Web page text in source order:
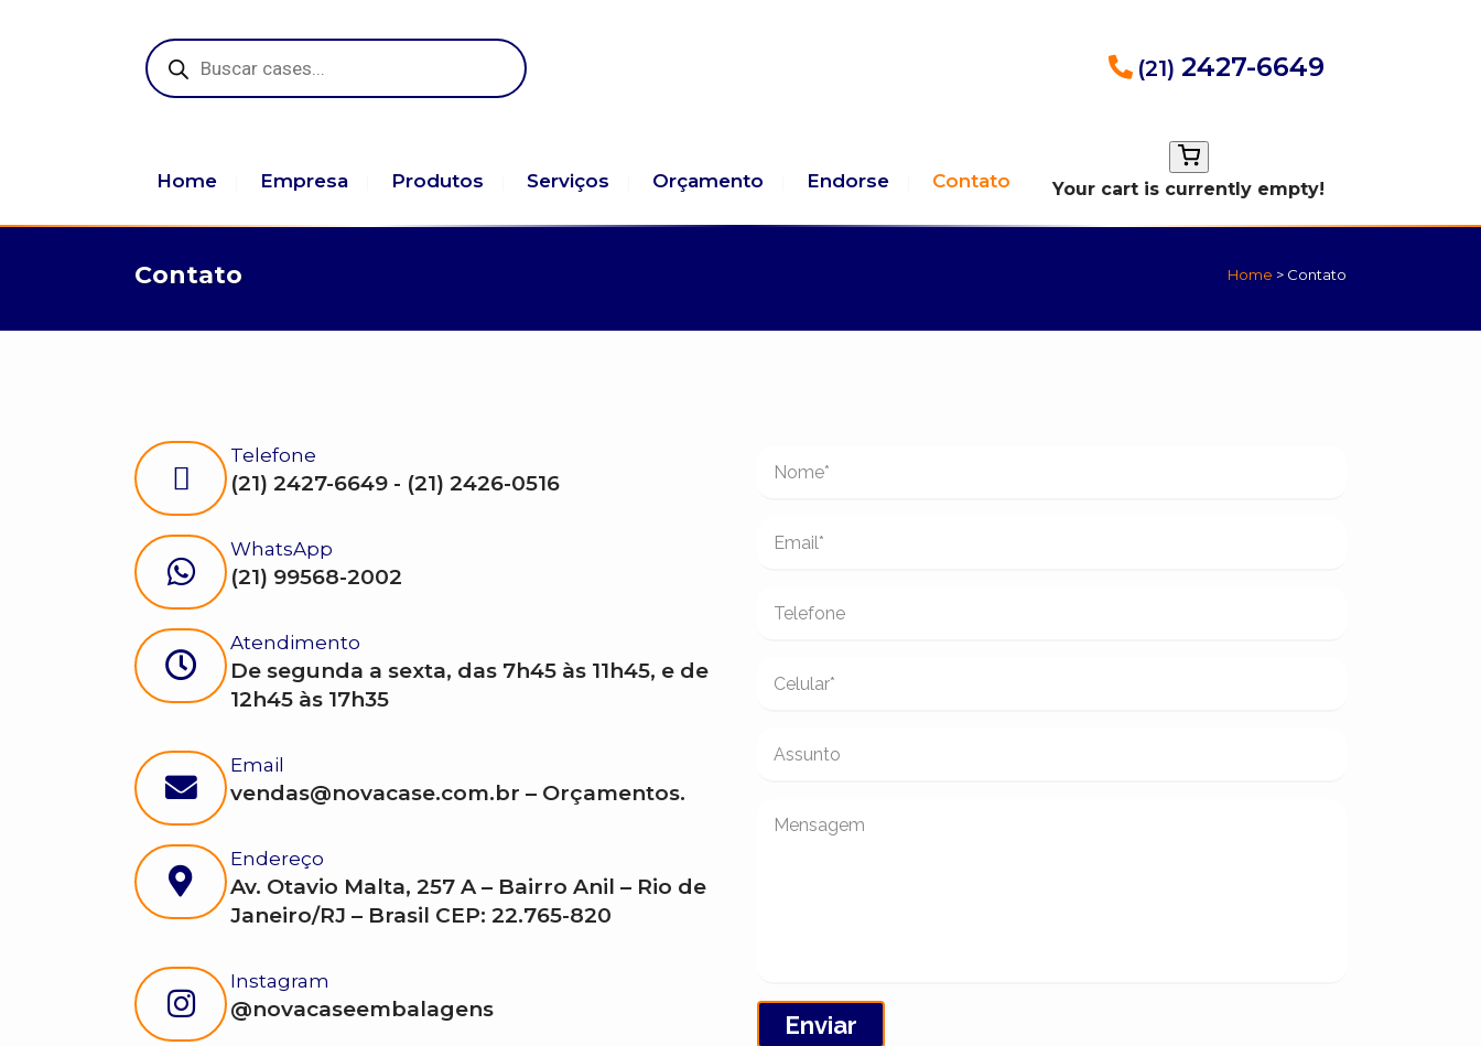
Pesquisar
produtos
(21) 2427-6649
Home Empresa Produtos Serviços Orçamento Endorse Contato Your cart is currently empty!
Contato Home > Contato
Telefone
(21) 2427-6649 - (21) 2426-0516
WhatsApp
(21) 99568-2002
Atendimento
De segunda a sexta, das 7h45 às 11h45, e de
12h45 às 17h35
Email
vendas@novacase.com.br – Orçamentos.
Endereço
Av. Otavio Malta, 257 A – Bairro Anil – Rio de
Janeiro/RJ – Brasil CEP: 22.765-820
Instagram
@novacaseembalagens